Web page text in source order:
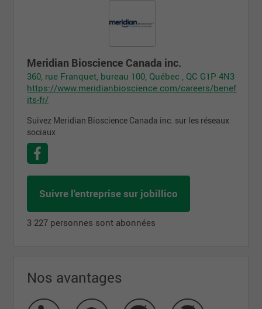
Meridian Bioscience Canada inc.
360, rue Franquet, bureau 100, Québec , QC G1P 4N3
https://www.meridianbioscience.com/careers/benef
its-fr/
Suivez Meridian Bioscience Canada inc. sur les réseaux
sociaux
Suivre l'entreprise sur jobillico
3 227 personnes sont abonnées
Nos avantages